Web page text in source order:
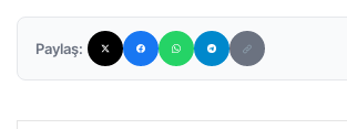
Paylaş: